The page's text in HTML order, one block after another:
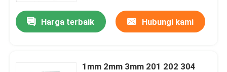
Harga terbaik Hubungi kami
1mm 2mm 3mm 201 202 304